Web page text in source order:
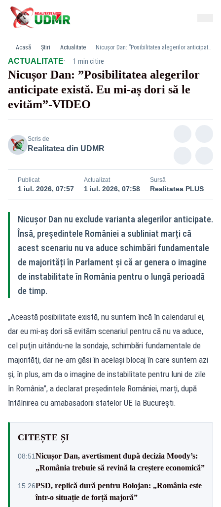
Acasă Știri Actualitate Nicușor Dan: ”Posibilitatea alegerilor anticipate există. Eu mi-aș dori să le evităm”-VIDEO
ACTUALITATE· 1 min citire
Nicușor Dan: ”Posibilitatea alegerilor
anticipate există. Eu mi-aș dori să le
evităm”-VIDEO
Scris de
Realitatea din UDMR
Publicat
1 iul. 2026, 07:57
Actualizat
1 iul. 2026, 07:58
Sursă
Realitatea PLUS
Nicușor Dan nu exclude varianta alegerilor anticipate.
Însă, președintele României a subliniat marți că
acest scenariu nu va aduce schimbări fundamentale
de majorități în Parlament și că ar genera o imagine
de instabilitate în România pentru o lungă perioadă
de timp.
„Această posibilitate există, nu suntem încă în calendarul ei,
dar eu mi-aş dori să evităm scenariul pentru că nu va aduce,
cel puţin uitându-ne la sondaje, schimbări fundamentale de
majorităţi, dar ne-am găsi în acelaşi blocaj în care suntem azi
și, în plus, am da o imagine de instabilitate pentru luni de zile
în România”, a declarat președintele României, marți, după
întâlnirea cu amabasadorii statelor UE la București.
CITEȘTE ȘI
08:51Nicușor Dan, avertisment după decizia Moody’s:
„România trebuie să revină la creștere economică”
15:26PSD, replică dură pentru Bolojan: „România este
într-o situație de forță majoră”